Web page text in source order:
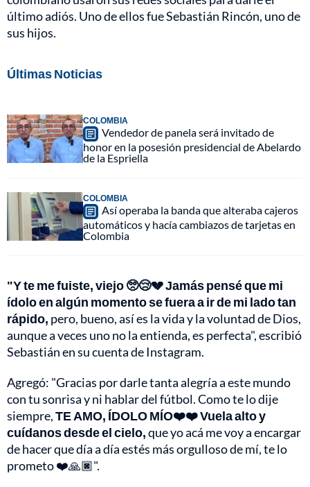
último adiós. Uno de ellos fue Sebastián Rincón, uno de
sus hijos.
Últimas Noticias
COLOMBIA
Vendedor de panela será invitado de
honor en la posesión presidencial de Abelardo
de la Espriella
COLOMBIA
Así operaba la banda que alteraba cajeros
automáticos y hacía cambiazos de tarjetas en
Colombia
"Y te me fuiste, viejo 🥺😢💔 Jamás pensé que mi
ídolo en algún momento se fuera a ir de mi lado tan
rápido, pero, bueno, así es la vida y la voluntad de Dios,
aunque a veces uno no la entienda, es perfecta", escribió
Sebastián en su cuenta de Instagram.
Agregó: "Gracias por darle tanta alegría a este mundo
con tu sonrisa y ni hablar del fútbol. Como te lo dije
siempre,TE AMO, ÍDOLO MÍO❤️❤️ Vuela alto y
cuídanos desde el cielo,que yo acá me voy a encargar
de hacer que día a día estés más orgulloso de mí, te lo
prometo ❤️🙏🏿".